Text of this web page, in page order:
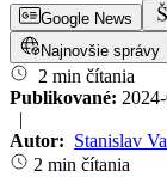
Google News
Najnovšie správy
2 min čítania
Publikované:
|
Autor: Stanislav
2 min čítania